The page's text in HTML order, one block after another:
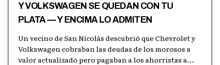
Y VOLKSWAGEN SE QUEDAN CON TU
PLATA — Y ENCIMA LO ADMITEN
Un vecino de San Nicolás descubrió que Chevrolet y
Volkswagen cobraban las deudas de los morosos a
valor actualizado pero pagaban a los ahorristas a